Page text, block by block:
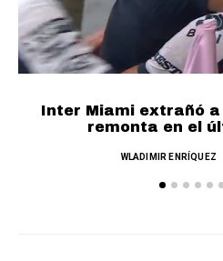
Inter Miami extrañó
remonta en el
WLADIMIR ENRÍQUEZ